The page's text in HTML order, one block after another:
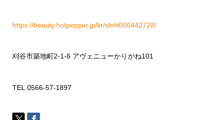
https://beauty.hotpepper.jp/kr/slnH000442728/
刈谷市築地町2-1-6 アヴェニューかりがね101
TEL.0566-57-1897